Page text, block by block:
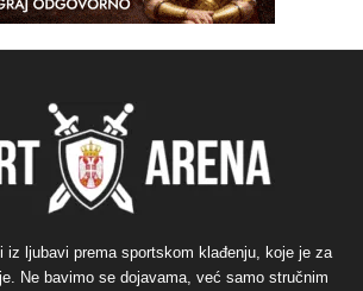
iz ljubavi prema sportskom klađenju, koje je za
Ne bavimo se dojavama, već samo stručnim